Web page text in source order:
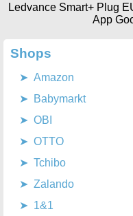
Ledvance Smart+ Plug
App
Shops
Amazon
Babymarkt
OBI
OTTO
Tchibo
Zalando
1&1